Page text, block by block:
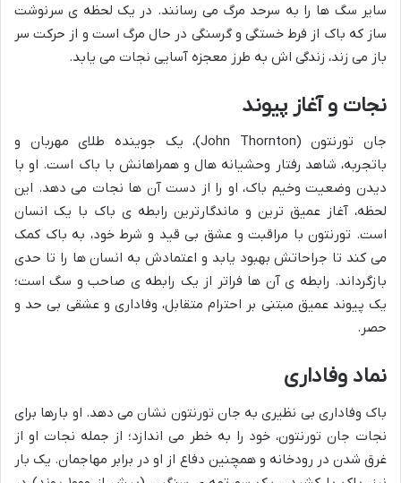
سایر سگ ها را به سرحد مرگ می رسانند. در یک لحظه ی سرنوشت
ساز که باک از فرط خستگی و گرسنگی در حال مرگ است و از حرکت سر
باز می زند، زندگی اش به طرز معجزه آسایی نجات می یابد.
نجات و آغاز پیوند
جان تورنتون (John Thornton)، یک جوینده طلای مهربان و
باتجربه، شاهد رفتار وحشیانه هال و همراهانش با باک است. او با
دیدن وضعیت وخیم باک، او را از دست آن ها نجات می دهد. این
لحظه، آغاز عمیق ترین و ماندگارترین رابطه ی باک با یک انسان
است. تورنتون با مراقبت و عشق بی قید و شرط خود، به باک کمک
می کند تا جراحاتش بهبود یابد و اعتمادش به انسان ها را تا حدی
بازگرداند. رابطه ی آن ها فراتر از یک رابطه ی صاحب و سگ است؛
یک پیوند عمیق مبتنی بر احترام متقابل، وفاداری و عشقی بی حد و
حصر.
نماد وفاداری
باک وفاداری بی نظیری به جان تورنتون نشان می دهد. او بارها برای
نجات جان تورنتون، خود را به خطر می اندازد؛ از جمله نجات او از
غرق شدن در رودخانه و همچنین دفاع از او در برابر مهاجمان. یک بار